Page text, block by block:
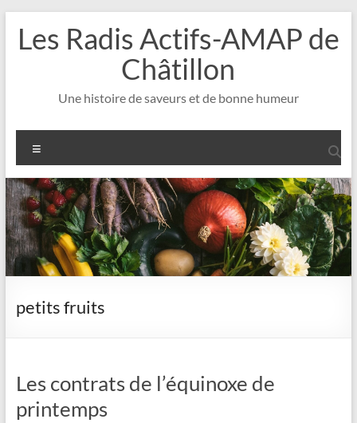
contenu
Les Radis Actifs-AMAP de
Châtillon
Une histoire de saveurs et de bonne humeur
petits fruits
Les contrats de l’équinoxe de
printemps